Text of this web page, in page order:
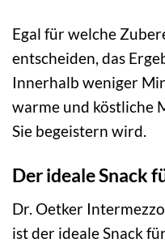
Egal für welche
entscheiden, das
Innerhalb weniger
warme und köstliche
Sie begeistern wird.
Der ideale Snack
Dr. Oetker
ist der ideale Snack